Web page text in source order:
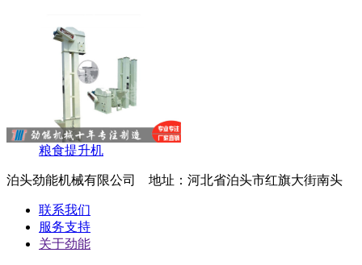
粮食提升机
泊头劲能机械有限公司 地址：河北省泊头市红旗大街南头
联系我们
服务支持
关于劲能